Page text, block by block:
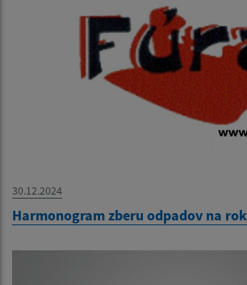
30.12.2024
Harmonogram zberu odpadov na